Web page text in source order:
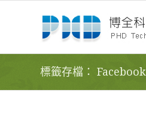
標籤存檔： Facebook